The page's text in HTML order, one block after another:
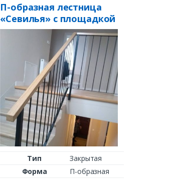
П-образная лестница
«Севилья» с площадкой
Тип
Закрытая
Форма
П-образная